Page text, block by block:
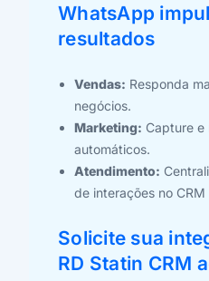
WhatsApp
resultados
Vendas: Responda
negócios.
Marketing: Capture e
automáticos.
Atendimento:
de interações no CRM
Solicite sua
RD Statin CRM